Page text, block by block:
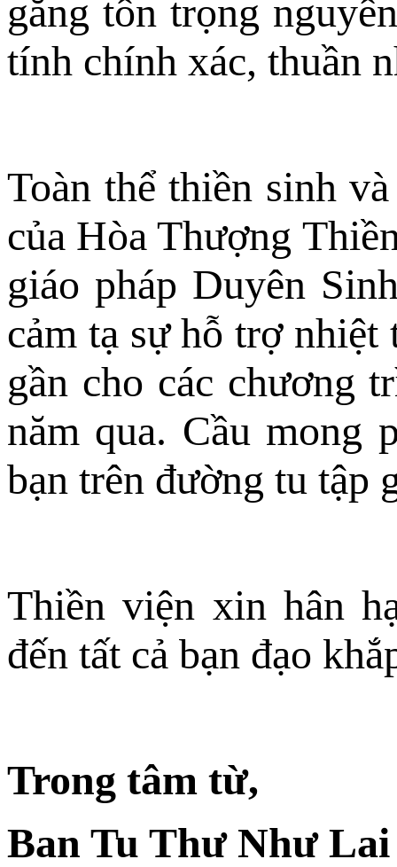
gắng tôn trọng
tính chính xác, thuần
Toàn thể thiền sinh
của Hòa Thượng
giáo pháp Duyên
cảm tạ sự hỗ trợ nhiệt
gần cho các chương
năm qua. Cầu mong
bạn trên đường tu tập
Thiền viện xin hân
đến tất cả bạn đạo
Trong tâm từ,
Ban Tu Thư Như